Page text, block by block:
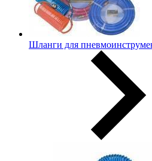
Шланги для